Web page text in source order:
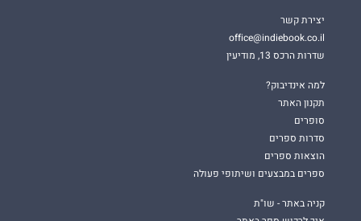
יצירת קשר
office@indiebook.co.il
שדרות הרכס 13, מודיעין
למה אינדיבוק?
תקנון האתר
סופרים
סדרות ספרים
הוצאות ספרים
ספרים במבצעים ושיתופי פעולה
קניה באתר - שו"ת